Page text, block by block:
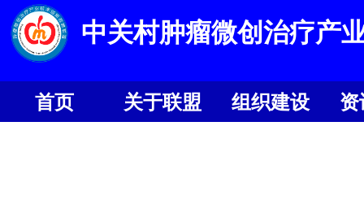
首页
关于联盟
组织建设
资
中关村肿瘤微创治疗产